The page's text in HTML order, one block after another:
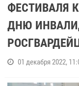
ФЕСТИВАЛЯ
ДНЮ
01 декабря 2022,